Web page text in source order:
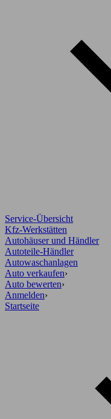
Service-Übersicht
Kfz-Werkstätten
Autohäuser und Händler
Autoteile-Händler
Autowaschanlagen
Auto verkaufen›
Auto bewerten›
Anmelden›
Startseite